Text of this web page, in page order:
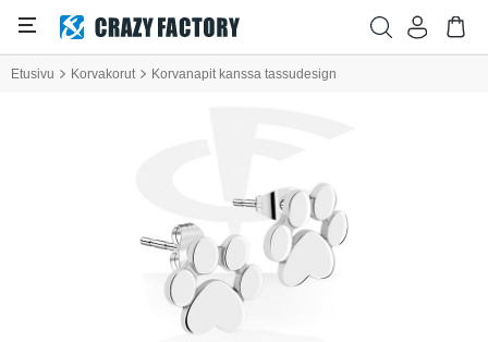
Etusivu Korvakorut Korvanapit kanssa tassudesign